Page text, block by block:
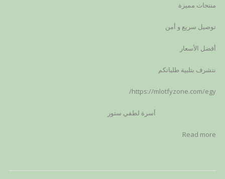
منتجات مميزة
توصيل سريع و أمن
أفضل الأسعار
نتشرف بتلبية طلباتكم
https://mlotfyzone.com/egy/
أسرة لطفي ستور
Read more